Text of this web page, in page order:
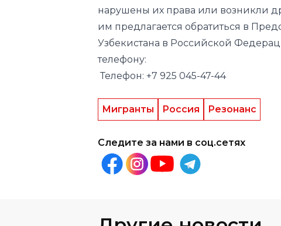
нарушены их права или возникли
им предлагается обратиться в
Узбекистана в Российской
телефону:
Телефон: +7 925 045-47-44
Мигранты Россия Резонанс
Следите за нами в соц.сетях